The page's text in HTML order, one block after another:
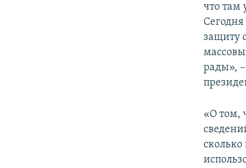
что там
защиту
рады»,
«О том,
сколько